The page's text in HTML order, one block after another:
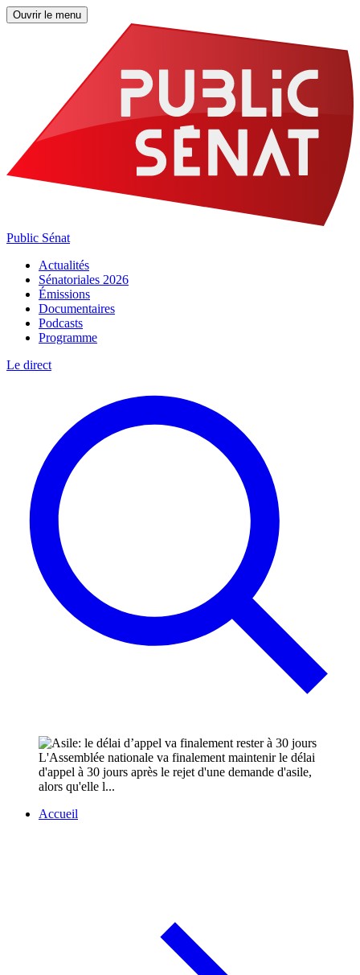
Ouvrir le menu
Public Sénat
Actualités
Sénatoriales 2026
Émissions
Documentaires
Podcasts
Programme
Le direct
L'Assemblée nationale va finalement maintenir le délai
d'appel à 30 jours après le rejet d'une demande d'asile,
alors qu'elle l...
Accueil